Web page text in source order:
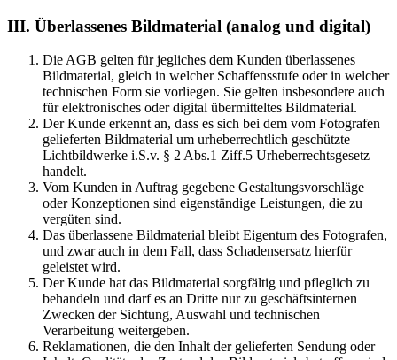
III. Überlassenes Bildmaterial (analog und digital)
Die AGB gelten für jegliches dem Kunden überlassenes
Bildmaterial, gleich in welcher Schaffensstufe oder in welcher
technischen Form sie vorliegen. Sie gelten insbesondere auch
für elektronisches oder digital übermitteltes Bildmaterial.
Der Kunde erkennt an, dass es sich bei dem vom Fotografen
gelieferten Bildmaterial um urheberrechtlich geschützte
Lichtbildwerke i.S.v. § 2 Abs.1 Ziff.5 Urheberrechtsgesetz
handelt.
Vom Kunden in Auftrag gegebene Gestaltungsvorschläge
oder Konzeptionen sind eigenständige Leistungen, die zu
vergüten sind.
Das überlassene Bildmaterial bleibt Eigentum des Fotografen,
und zwar auch in dem Fall, dass Schadensersatz hierfür
geleistet wird.
Der Kunde hat das Bildmaterial sorgfältig und pfleglich zu
behandeln und darf es an Dritte nur zu geschäftsinternen
Zwecken der Sichtung, Auswahl und technischen
Verarbeitung weitergeben.
Reklamationen, die den Inhalt der gelieferten Sendung oder